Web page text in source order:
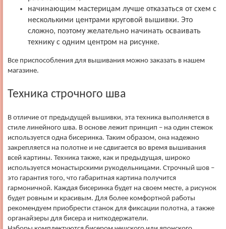
начинающим мастерицам лучше отказаться от схем с
несколькими центрами круговой вышивки. Это
сложно, поэтому желательно начинать осваивать
технику с одним центром на рисунке.
Все приспособления для вышивания можно заказать в нашем
магазине.
Техника строчного шва
В отличие от предыдущей вышивки, эта техника выполняется в
стиле линейного шва. В основе лежит принцип – на один стежок
используется одна бисеринка. Таким образом, она надежно
закрепляется на полотне и не сдвигается во время вышивания
всей картины. Техника также, как и предыдущая, широко
используется монастырскими рукодельницами. Строчный шов –
это гарантия того, что габаритная картина получится
гармоничной. Каждая бисеринка будет на своем месте, а рисунок
будет ровным и красивым. Для более комфортной работы
рекомендуем приобрести станок для фиксации полотна, а также
органайзеры для бисера и ниткодержатели.